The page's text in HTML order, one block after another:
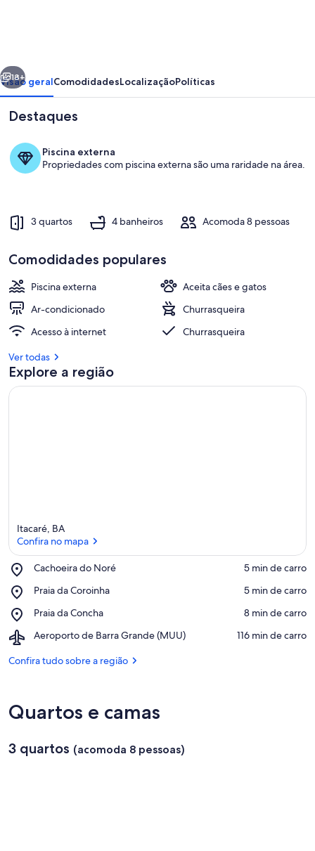
Piscina
Próximo
18+
Visão geralComodidadesLocalizaçãoPolíticas
Destaques
Piscina externa
Propriedades com piscina externa são uma raridade na área.
3 quartos 4 banheiros Acomoda 8 pessoas
Comodidades populares
Piscina externa
Aceita cães e gatos
Ar-condicionado
Churrasqueira
Acesso à internet
Churrasqueira
Ver todas
Explore a região
Itacaré, BA
Confira no mapa
Cachoeira do Noré
Place,
do
‪5 min de carro‬
Praia da Coroinha
Place,
da
‪5 min de carro‬
Praia da Concha
Place,
da
‪8 min de carro‬
Aeroporto de Barra Grande (MUU)
Airport,
de
‪116 min de carro‬
Confira tudo sobre a região
Quartos e camas
3 quartos (acomoda 8 pessoas)